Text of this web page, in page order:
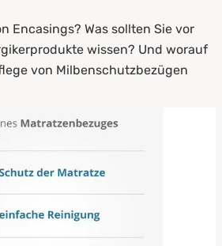
Encasings? Was sollten Sie vor
wissen? Und worauf
von Milbenschutzbezügen